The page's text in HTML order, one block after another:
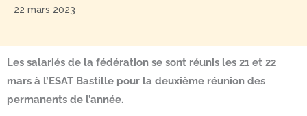
22 mars 2023
Les salariés de la fédération se sont réunis les 21 et 22
mars à l’ESAT Bastille pour la deuxième réunion des
permanents de l’année.